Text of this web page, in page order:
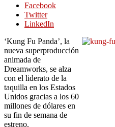
Facebook
Twitter
LinkedIn
‘Kung Fu Panda’, la
nueva superproducción
animada de
Dreamworks, se alza
con el liderato de la
taquilla en los Estados
Unidos gracias a los 60
millones de dólares en
su fin de semana de
estreno.